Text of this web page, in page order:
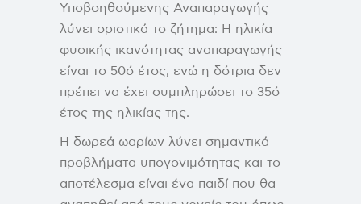
Υποβοηθούμενης Αναπαραγωγής
λύνει οριστικά το ζήτημα: Η ηλικία
φυσικής ικανότητας αναπαραγωγής
είναι το 50ό έτος, ενώ η δότρια δεν
πρέπει να έχει συμπληρώσει το 35ό
έτος της ηλικίας της.
Η δωρεά ωαρίων λύνει σημαντικά
προβλήματα υπογονιμότητας και το
αποτέλεσμα είναι ένα παιδί που θα